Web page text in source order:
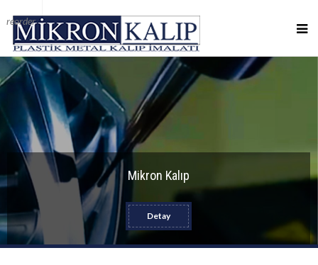
reorder
Mikron Kalıp
Detay